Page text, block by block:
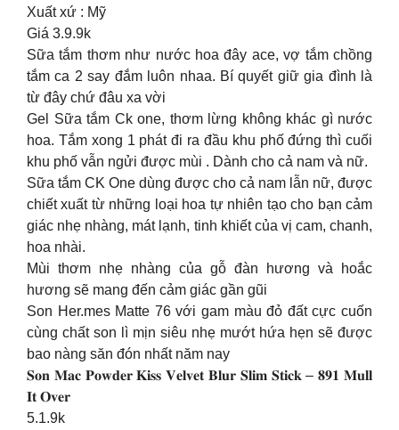
Xuất xứ : Mỹ
Giá 3.9.9k
Sữa tắm thơm như nước hoa đây ace, vợ tắm chồng
tắm ca 2 say đắm luôn nhaa. Bí quyết giữ gia đình là
từ đây chứ đâu xa vời
Gel Sữa tắm Ck one, thơm lừng không khác gì nước
hoa. Tắm xong 1 phát đi ra đầu khu phố đứng thì cuối
khu phố vẫn ngửi được mùi . Dành cho cả nam và nữ.
Sữa tắm CK One dùng được cho cả nam lẫn nữ, được
chiết xuất từ những loại hoa tự nhiên tạo cho bạn cảm
giác nhẹ nhàng, mát lạnh, tinh khiết của vị cam, chanh,
hoa nhài.
Mùi thơm nhẹ nhàng của gỗ đàn hương và hoắc
hương sẽ mang đến cảm giác gần gũi
Son Her.mes Matte 76 với gam màu đỏ đất cực cuốn
cùng chất son lì mịn siêu nhẹ mướt hứa hẹn sẽ được
bao nàng săn đón nhất năm nay
𝐒𝐨𝐧 𝐌𝐚𝐜 𝐏𝐨𝐰𝐝𝐞𝐫 𝐊𝐢𝐬𝐬 𝐕𝐞𝐥𝐯𝐞𝐭 𝐁𝐥𝐮𝐫 𝐒𝐥𝐢𝐦 𝐒𝐭𝐢𝐜𝐤 – 𝟖𝟗𝟏 𝐌𝐮𝐥𝐥
𝐈𝐭 𝐎𝐯𝐞𝐫
5.1.9k